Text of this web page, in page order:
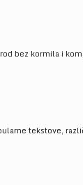
bez kormila i
tekstove,